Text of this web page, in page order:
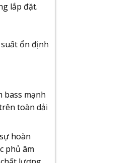
lắp đặt.
ổn định
bass mạnh
toàn dải
hoàn
phủ âm